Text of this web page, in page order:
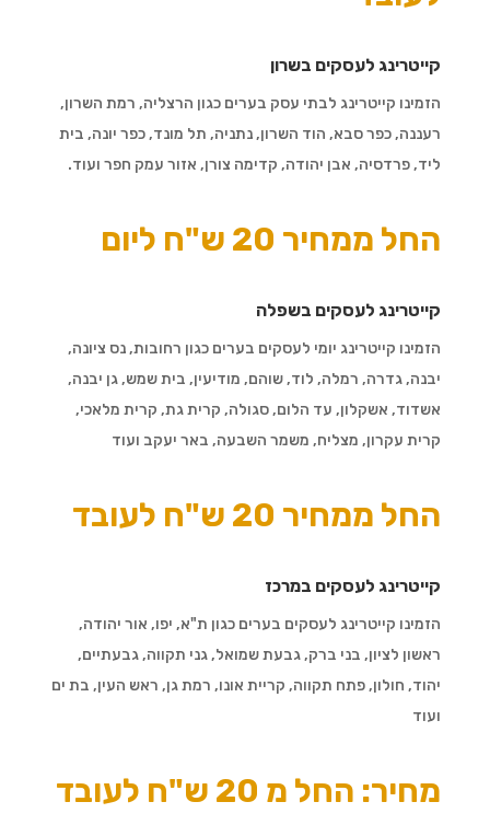
קייטרינג לעסקים בשרון
הזמינו קייטרינג לבתי עסק בערים כגון הרצליה, רמת השרון,
רעננה, כפר סבא, הוד השרון, נתניה, תל מונד, כפר יונה, בית
ליד, פרדסיה, אבן יהודה, קדימה צורן, אזור עמק חפר ועוד.
החל ממחיר 20 ש"ח ליום
קייטרינג לעסקים בשפלה
הזמינו קייטרינג יומי לעסקים בערים כגון רחובות, נס ציונה,
יבנה, גדרה, רמלה, לוד, שוהם, מודיעין, בית שמש, גן יבנה,
אשדוד, אשקלון, עד הלום, סגולה, קרית גת, קרית מלאכי,
קרית עקרון, מצליח, משמר השבעה, באר יעקב ועוד
החל ממחיר 20 ש"ח לעובד
קייטרינג לעסקים במרכז
הזמינו קייטרינג לעסקים בערים כגון ת"א, יפו, אור יהודה,
ראשון לציון, בני ברק, גבעת שמואל, גני תקווה, גבעתיים,
יהוד, חולון, פתח תקווה, קריית אונו, רמת גן, ראש העין, בת ים
ועוד
מחיר: החל מ 20 ש"ח לעובד